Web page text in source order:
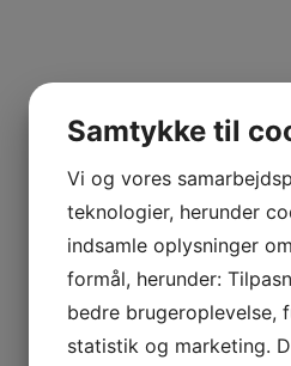
Samtykke til
Vi og vores
teknologier, herunder
indsamle oplysninger
formål, herunder:
bedre brugeroplevelse,
statistik og marketing.